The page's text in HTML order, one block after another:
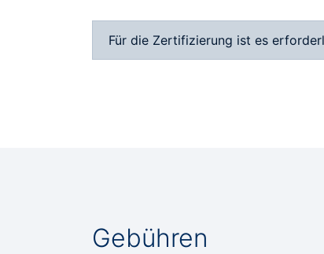
Für die Zertifizierung ist es
Gebühren